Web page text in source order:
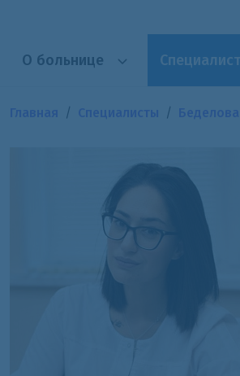
О больнице